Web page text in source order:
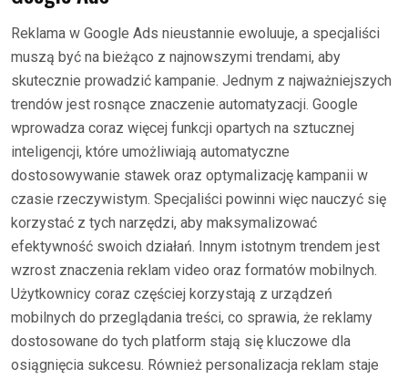
Reklama w Google Ads nieustannie ewoluuje, a specjaliści
muszą być na bieżąco z najnowszymi trendami, aby
skutecznie prowadzić kampanie. Jednym z najważniejszych
trendów jest rosnące znaczenie automatyzacji. Google
wprowadza coraz więcej funkcji opartych na sztucznej
inteligencji, które umożliwiają automatyczne
dostosowywanie stawek oraz optymalizację kampanii w
czasie rzeczywistym. Specjaliści powinni więc nauczyć się
korzystać z tych narzędzi, aby maksymalizować
efektywność swoich działań. Innym istotnym trendem jest
wzrost znaczenia reklam video oraz formatów mobilnych.
Użytkownicy coraz częściej korzystają z urządzeń
mobilnych do przeglądania treści, co sprawia, że reklamy
dostosowane do tych platform stają się kluczowe dla
osiągnięcia sukcesu. Również personalizacja reklam staje